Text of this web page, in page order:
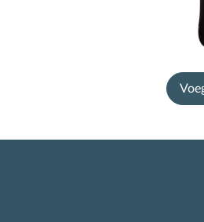
Schrijf je in
Alle goed scorende week-
over de beste wijnen op de